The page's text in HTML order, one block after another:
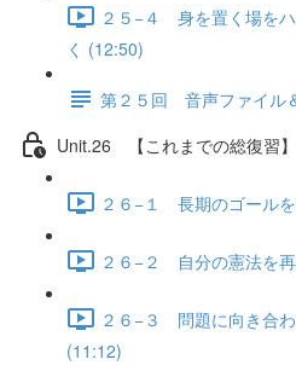
２５−４ 身を置く場を
く (12:50)
第２５回 音声ファイル
Unit.26 【これまでの総復習】
２６−１ 長期のゴール
２６−２ 自分の憲法を
２６−３ 問題に向き合
(11:12)